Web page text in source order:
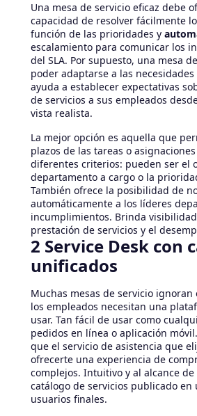
Una mesa de servicio eficaz debe
capacidad de resolver fácilmente
función de las prioridades y
escalamiento para comunicar los
del SLA. Por supuesto, una mesa
poder adaptarse a las
ayuda a establecer expectativas
de servicios a sus empleados
vista realista.
La mejor opción es aquella que
plazos de las tareas o
diferentes criterios: pueden ser el
departamento a cargo o la
También ofrece la posibilidad de
automáticamente a los líderes
incumplimientos. Brinda
prestación de servicios y el
2 Service Desk con
unificados
Muchas mesas de servicio ignoran
los empleados necesitan una
usar. Tan fácil de usar como
pedidos en línea o aplicación
que el servicio de asistencia que
ofrecerte una experiencia de
complejos. Intuitivo y al alcance
catálogo de servicios publicado en
usuarios finales.